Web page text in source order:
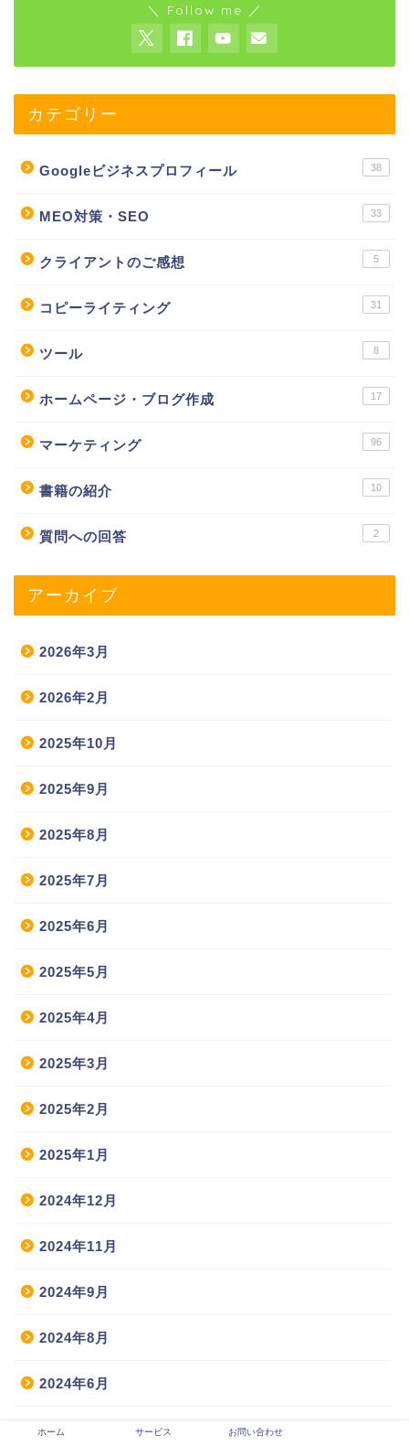
＼ Follow me ／
カテゴリー
Googleビジネスプロフィール 38
MEO対策・SEO 33
クライアントのご感想 5
コピーライティング 31
ツール 8
ホームページ・ブログ作成 17
マーケティング 96
書籍の紹介 10
質問への回答 2
アーカイブ
2026年3月
2026年2月
2025年10月
2025年9月
2025年8月
2025年7月
2025年6月
2025年5月
2025年4月
2025年3月
2025年2月
2025年1月
2024年12月
2024年11月
2024年9月
2024年8月
2024年6月
2023年12月
ホーム サービス お問い合わせ